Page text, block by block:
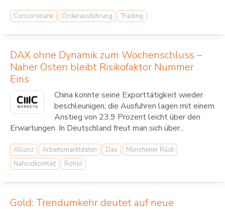
Consorsbank Orderausführung Trading
DAX ohne Dynamik zum Wochenschluss –
Naher Osten bleibt Risikofaktor Nummer
Eins
China konnte seine Exporttätigkeit wieder
beschleunigen, die Ausfuhren lagen mit einem
Anstieg von 23,9 Prozent leicht über den
Erwartungen. In Deutschland freut man sich über...
Allianz Arbeitsmarktdaten Dax
Münchener Rück
Nahostkonflikt
Rohöl
Gold: Trendumkehr deutet auf neue